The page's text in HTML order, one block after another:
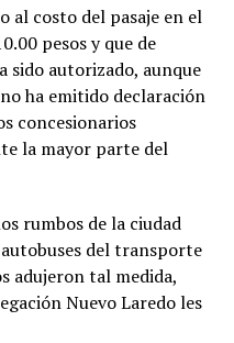
al costo del pasaje en el
pesos y que de
sido autorizado, aunque
ha emitido declaración
concesionarios
la mayor parte del
rumbos de la ciudad
del transporte
adujeron tal medida,
Nuevo Laredo les